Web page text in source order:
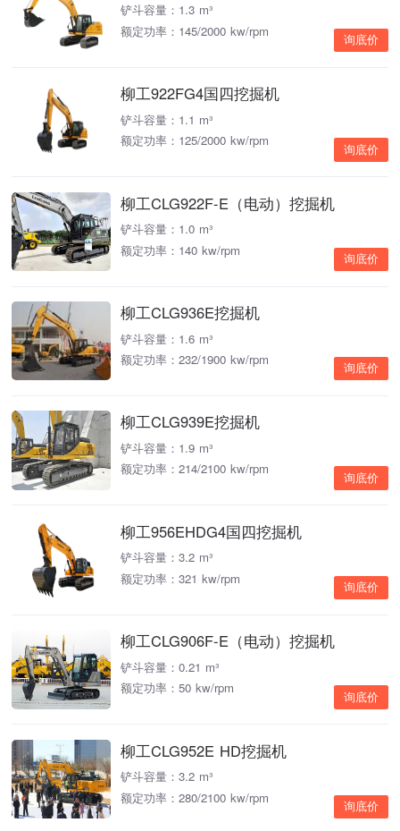
铲斗容量：1.3 m³
额定功率：145/2000 kw/rpm
询底价
柳工922FG4国四挖掘机
铲斗容量：1.1 m³
额定功率：125/2000 kw/rpm
询底价
柳工CLG922F-E（电动）挖掘机
铲斗容量：1.0 m³
额定功率：140 kw/rpm
询底价
柳工CLG936E挖掘机
铲斗容量：1.6 m³
额定功率：232/1900 kw/rpm
询底价
柳工CLG939E挖掘机
铲斗容量：1.9 m³
额定功率：214/2100 kw/rpm
询底价
柳工956EHDG4国四挖掘机
铲斗容量：3.2 m³
额定功率：321 kw/rpm
询底价
柳工CLG906F-E（电动）挖掘机
铲斗容量：0.21 m³
额定功率：50 kw/rpm
询底价
柳工CLG952E HD挖掘机
铲斗容量：3.2 m³
额定功率：280/2100 kw/rpm
询底价